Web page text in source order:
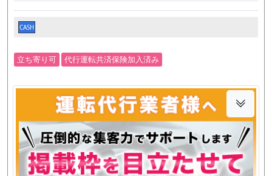
CASH
立ち寄り可 代行運転共済保険加入済み